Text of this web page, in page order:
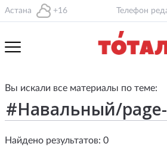
Астана +16 Телефон
Вы искали все материалы по теме:
Найдено результатов: 0